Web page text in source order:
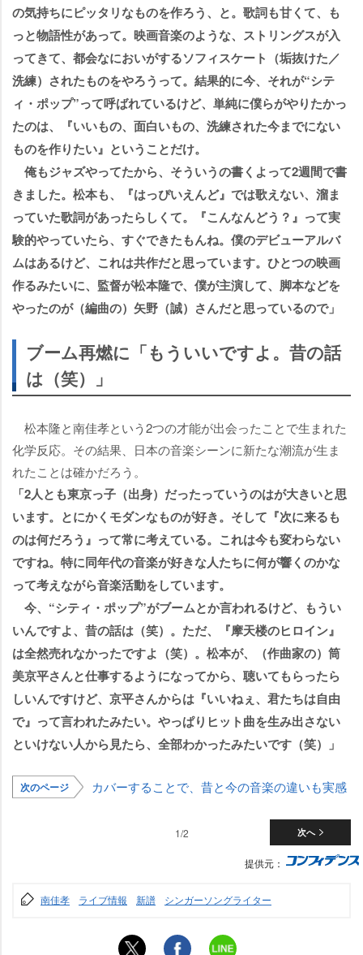
の気持ちにピッタリなものを作ろう、と。歌詞も甘くて、も
っと物語性があって。映画音楽のような、ストリングスが入
ってきて、都会なにおいがするソフィスケート（垢抜けた／
洗練）されたものをやろうって。結果的に今、それが“シテ
ィ・ポップ”って呼ばれているけど、単純に僕らがやりたかっ
たのは、『いいもの、面白いもの、洗練された今までにない
ものを作りたい』ということだけ。
俺もジャズやってたから、そういうの書くよって2週間で書
きました。松本も、『はっぴいえんど』では歌えない、溜ま
っていた歌詞があったらしくて。『こんなんどう？』って実
験的やっていたら、すぐできたもんね。僕のデビューアルバ
ムはあるけど、これは共作だと思っています。ひとつの映画
作るみたいに、監督が松本隆で、僕が主演して、脚本などを
ったのが（編曲の）矢野（誠）さんだと思っているので」
ブーム再燃に「もういいですよ。昔の話
は（笑）」
松本隆と南佳孝という2つの才能が出会ったことで生まれた
化学反応。その結果、日本の音楽シーンに新たな潮流が生ま
れたことは確かだろう。
「2人とも東京っ子（出身）だったっていうのはが大きいと思
います。とにかくモダンなものが好き。そして『次に来るも
のは何だろう』って常に考えている。これは今も変わらない
ですね。特に同年代の音楽が好きな人たちに何が響くのかな
って考えながら音楽活動をしています。
今、“シティ・ポップ”がブームとか言われるけど、もうい
いんですよ、昔の話は（笑）。ただ、『摩天楼のヒロイン』
は全然売れなかったですよ（笑）。松本が、（作曲家の）筒
美京平さんと仕事するようになってから、聴いてもらったら
しいんですけど、京平さんからは『いいねぇ、君たちは自由
で』って言われたみたい。やっぱりヒット曲を生み出さない
といけない人から見たら、全部わかったみたいです（笑）」
次のページ カバーすることで、昔と今の音楽の違いも実感
次へ
1/2
提供元：
南佳孝 ライブ情報 新譜 シンガーソングライター